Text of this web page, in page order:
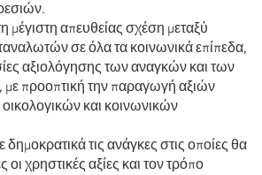
απευθείας σχέση μεταξύ
σε όλα τα κοινωνικά επίπεδα,
αξιολόγησης των αναγκών και των
προοπτική την παραγωγή αξιών
και κοινωνικών
τις ανάγκες στις οποίες θα
χρηστικές αξίες και τον τρόπο